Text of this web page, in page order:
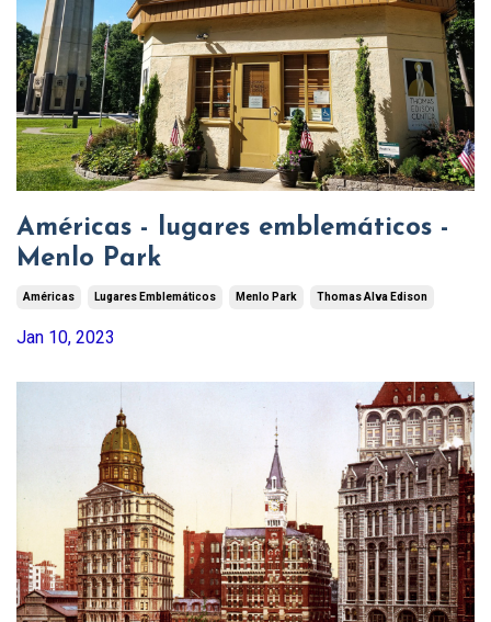
Américas - lugares emblemáticos -
Menlo Park
Américas Lugares Emblemáticos Menlo Park Thomas Alva Edison
Jan 10, 2023